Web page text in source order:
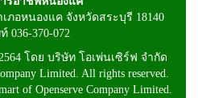
ภอหนองแค จังหวัดสระบุรี 18140
036-370-072
โดย บริษัท โอเพ่นเซิร์ฟ จำกัด
Limited. All rights reserved.
of Openserve Company Limited.